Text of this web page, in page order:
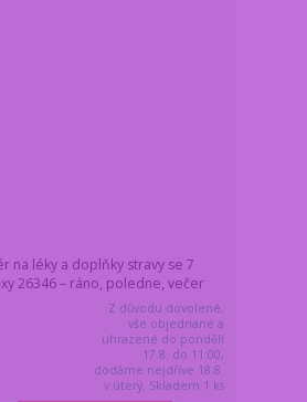
na léky a doplňky stravy se 7
26346 – ráno, poledne, večer
Z důvodu dovolené,
vše objednané a
uhrazené do pondělí
17.8. do 11:00,
dodáme nejdříve 18.8.
v úterý. Skladem 1 ks